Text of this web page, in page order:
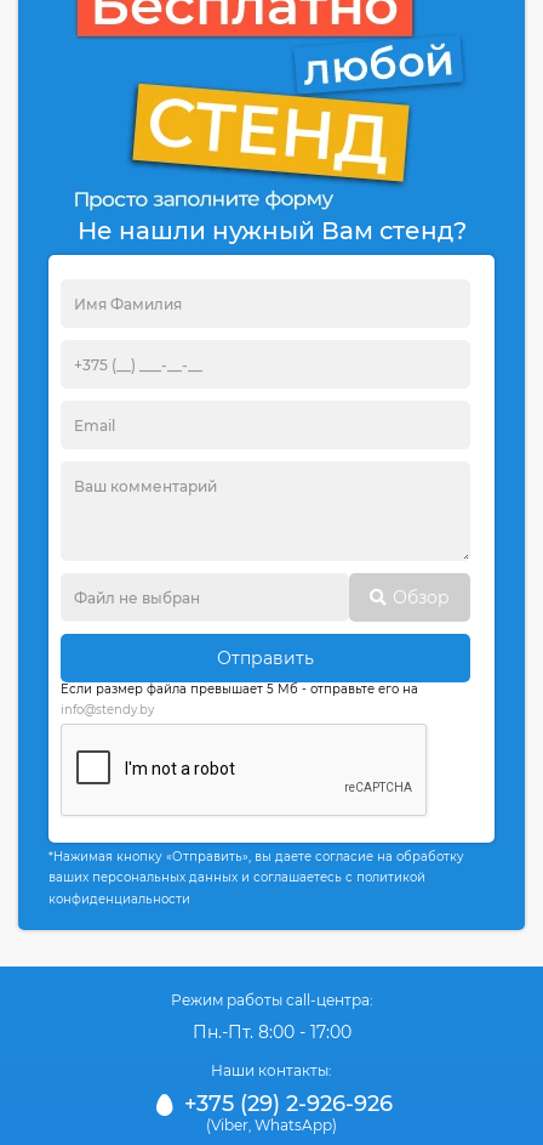
Не нашли нужный Вам стенд?
Обзор
Отправить
Если размер файла превышает 5 Мб - отправьте его на
info@stendy.by
*Нажимая кнопку «Отправить», вы даете согласие на обработку
ваших персональных данных и соглашаетесь с политикой
конфиденциальности
Режим работы call-центра:
Пн.-Пт. 8:00 - 17:00
Наши контакты:
+375 (29) 2-926-926
(Viber WhatsApp)